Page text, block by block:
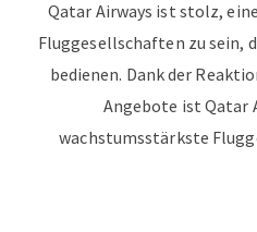
Qatar Airways ist stolz,
Fluggesellschaften zu sein,
bedienen. Dank der
Angebote ist Qatar
wachstumsstärkste